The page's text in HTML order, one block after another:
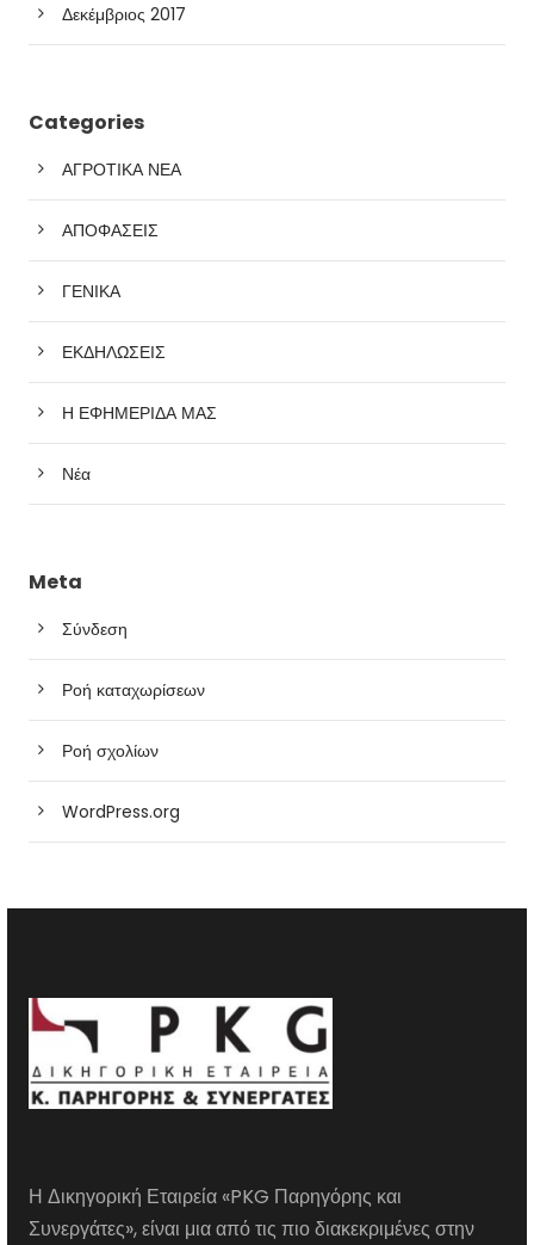
Δεκέμβριος 2017
Categories
ΑΓΡΟΤΙΚΑ ΝΕΑ
ΑΠΟΦΑΣΕΙΣ
ΓΕΝΙΚΑ
ΕΚΔΗΛΩΣΕΙΣ
Η ΕΦΗΜΕΡΙΔΑ ΜΑΣ
Νέα
Meta
Σύνδεση
Ροή καταχωρίσεων
Ροή σχολίων
WordPress.org
Η Δικηγορική Εταιρεία «PKG Παρηγόρης και
Συνεργάτες», είναι μια από τις πιο διακεκριμένες στην